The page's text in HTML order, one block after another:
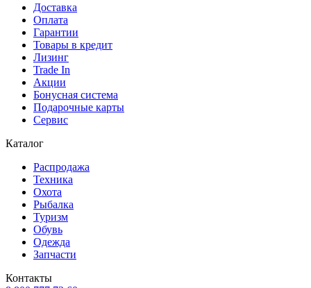
Доставка
Оплата
Гарантии
Товары в кредит
Лизинг
Trade In
Акции
Бонусная система
Подарочные карты
Сервис
Каталог
Распродажа
Техника
Охота
Рыбалка
Туризм
Обувь
Одежда
Запчасти
Контакты